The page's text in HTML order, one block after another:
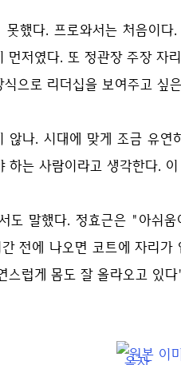
했다. 프로와서는 처음이
먼저였다. 또 정관장 주장 자
으로 리더십을 보여주고 싶
나. 시대에 맞게 조금 유연
하는 사람이라고 생각한다.
도 말했다. 정효근은 "아쉬
전에 나오면 코트에 자리
스럽게 몸도 잘 올라오고